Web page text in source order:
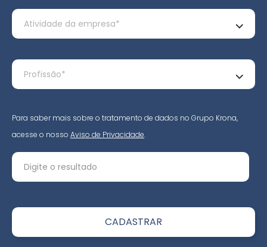
Para saber mais sobre o tratamento de dados no Grupo Krona,
acesse o nosso Aviso de Privacidade.